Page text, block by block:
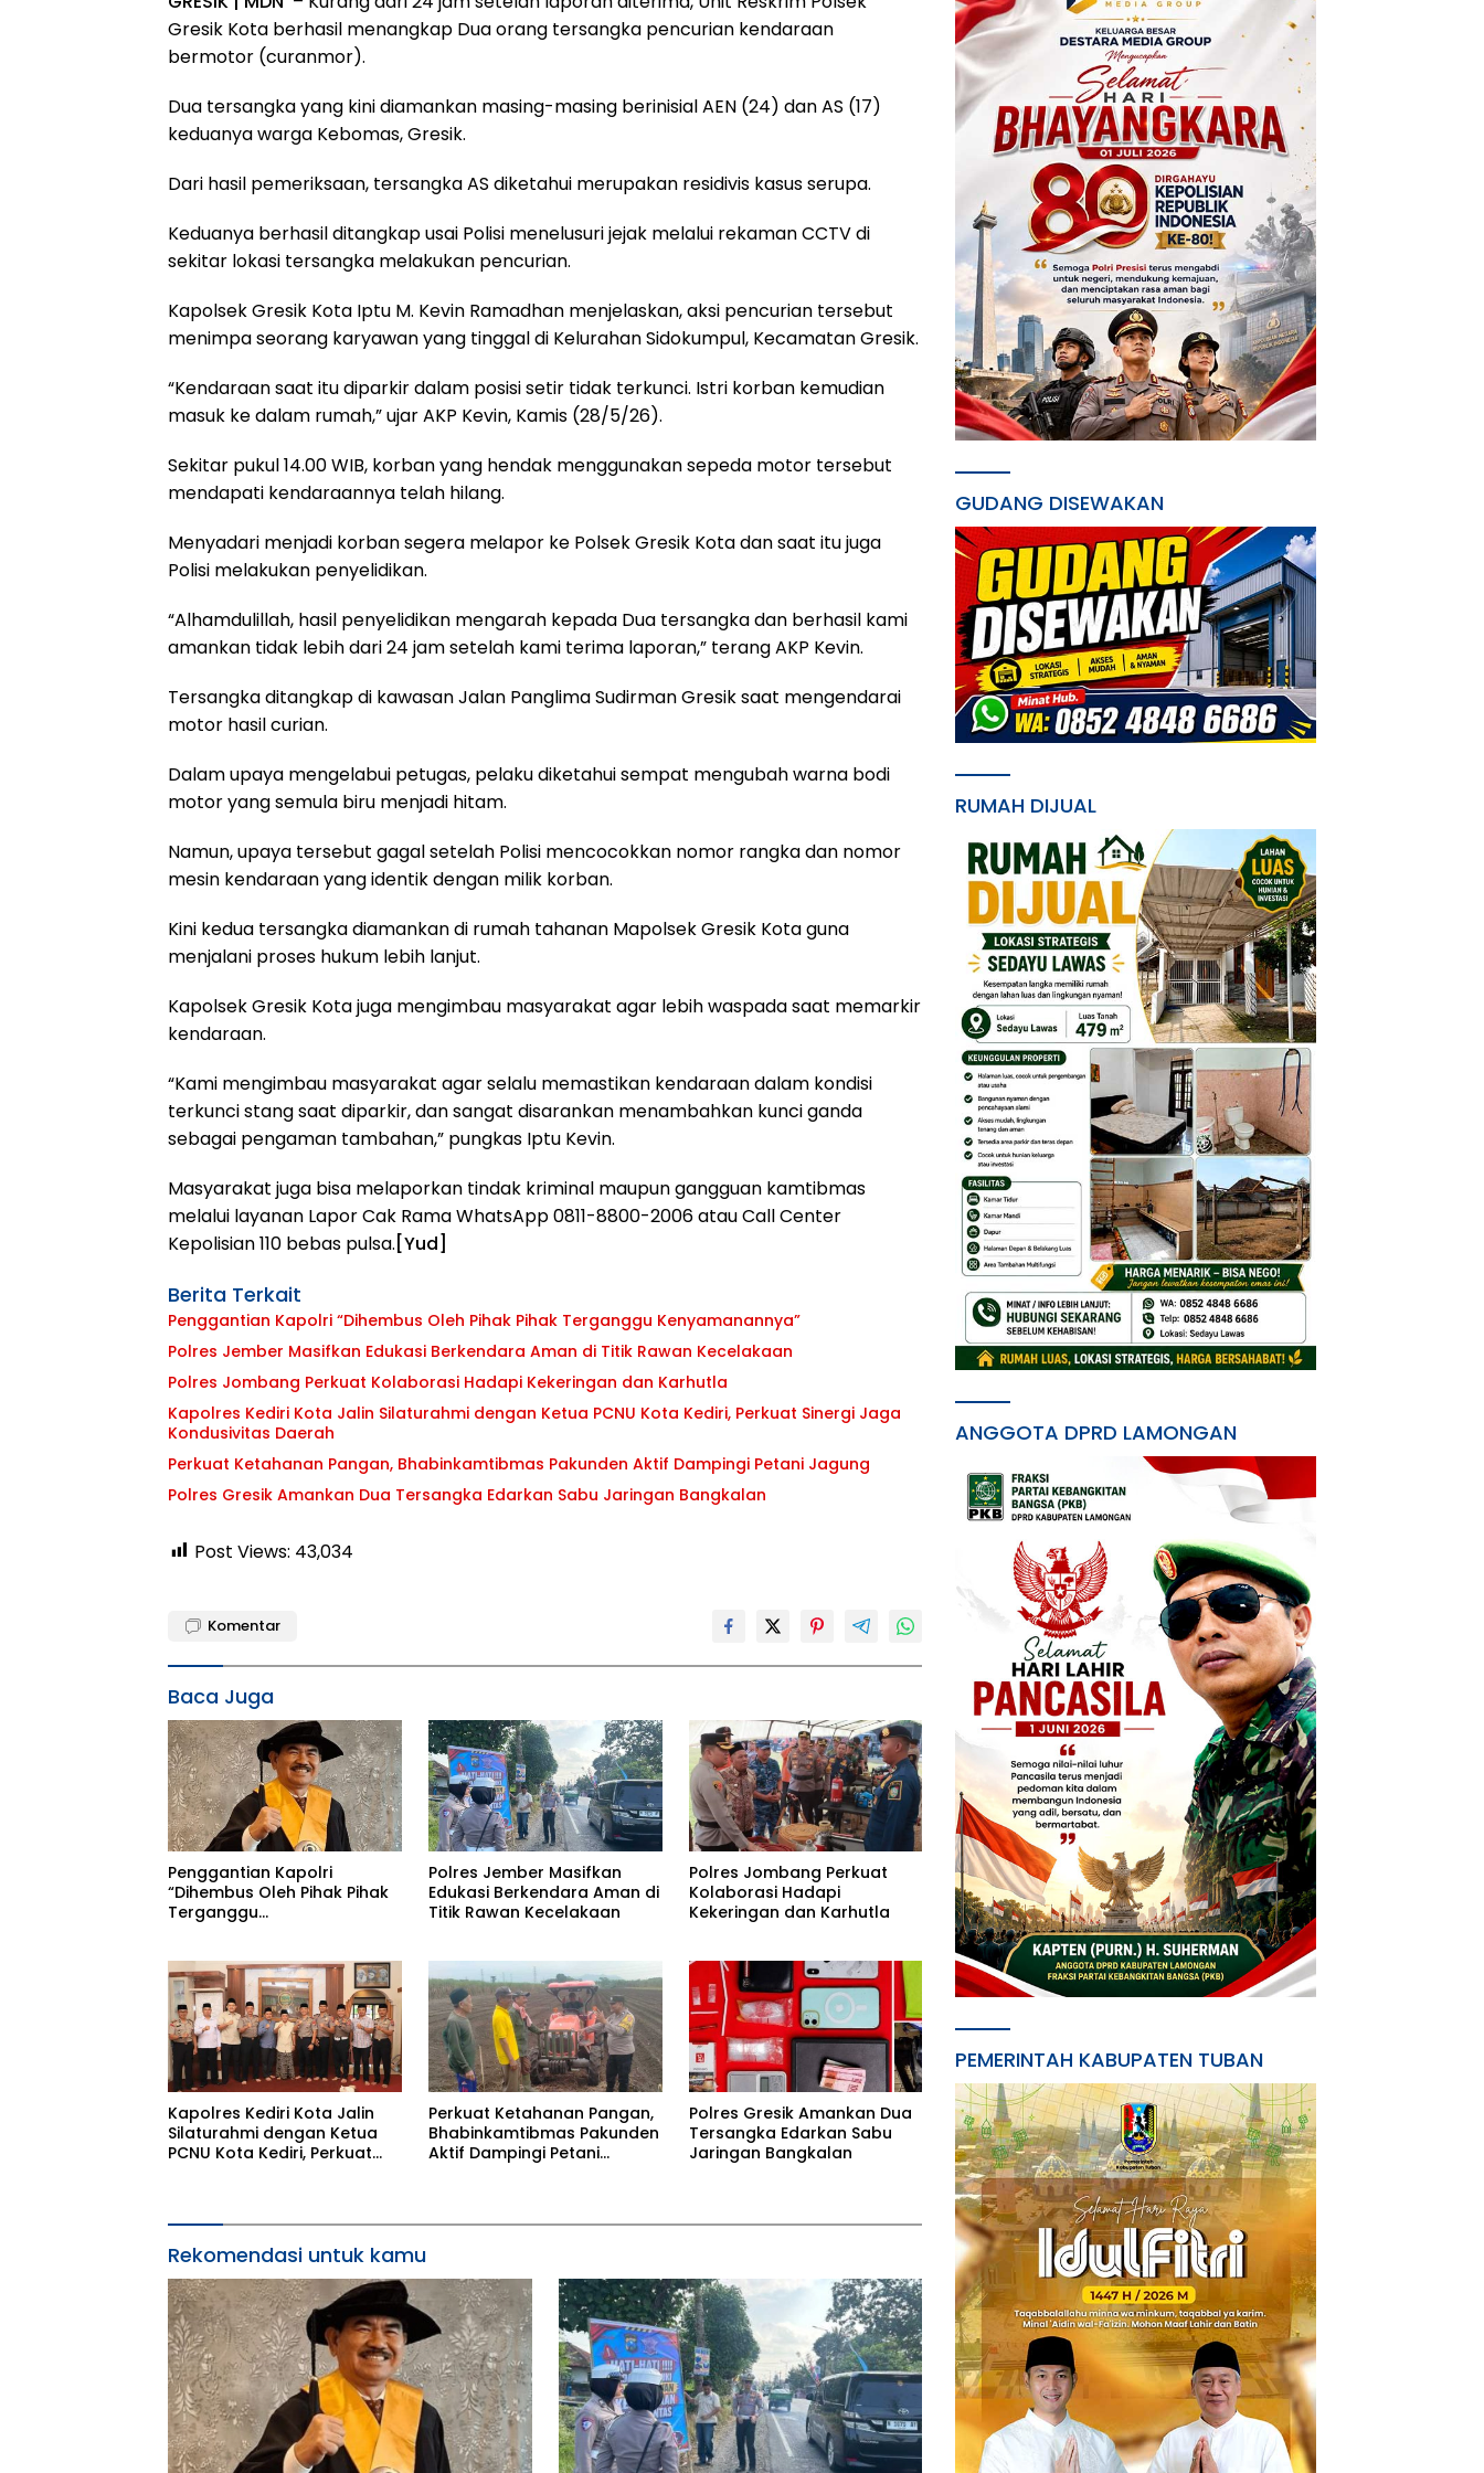
Gresik Kota berhasil menangkap Dua orang tersangka pencurian kendaraan
bermotor (curanmor).
Dua tersangka yang kini diamankan masing-masing berinisial AEN (24) dan AS (17)
keduanya warga Kebomas, Gresik.
Dari hasil pemeriksaan, tersangka AS diketahui merupakan residivis kasus serupa.
Keduanya berhasil ditangkap usai Polisi menelusuri jejak melalui rekaman CCTV di
sekitar lokasi tersangka melakukan pencurian.
Kapolsek Gresik Kota Iptu M. Kevin Ramadhan menjelaskan, aksi pencurian tersebut
menimpa seorang karyawan yang tinggal di Kelurahan Sidokumpul, Kecamatan Gresik.
“Kendaraan saat itu diparkir dalam posisi setir tidak terkunci. Istri korban kemudian
masuk ke dalam rumah,” ujar AKP Kevin, Kamis (28/5/26).
Sekitar pukul 14.00 WIB, korban yang hendak menggunakan sepeda motor tersebut
mendapati kendaraannya telah hilang.
Menyadari menjadi korban segera melapor ke Polsek Gresik Kota dan saat itu juga
Polisi melakukan penyelidikan.
“Alhamdulillah, hasil penyelidikan mengarah kepada Dua tersangka dan berhasil kami
amankan tidak lebih dari 24 jam setelah kami terima laporan,” terang AKP Kevin.
Tersangka ditangkap di kawasan Jalan Panglima Sudirman Gresik saat mengendarai
motor hasil curian.
Dalam upaya mengelabui petugas, pelaku diketahui sempat mengubah warna bodi
motor yang semula biru menjadi hitam.
Namun, upaya tersebut gagal setelah Polisi mencocokkan nomor rangka dan nomor
mesin kendaraan yang identik dengan milik korban.
Kini kedua tersangka diamankan di rumah tahanan Mapolsek Gresik Kota guna
menjalani proses hukum lebih lanjut.
Kapolsek Gresik Kota juga mengimbau masyarakat agar lebih waspada saat memarkir
kendaraan.
“Kami mengimbau masyarakat agar selalu memastikan kendaraan dalam kondisi
terkunci stang saat diparkir, dan sangat disarankan menambahkan kunci ganda
sebagai pengaman tambahan,” pungkas Iptu Kevin.
Masyarakat juga bisa melaporkan tindak kriminal maupun gangguan kamtibmas
melalui layanan Lapor Cak Rama WhatsApp 0811-8800-2006 atau Call Center
Kepolisian 110 bebas pulsa. [Yud]
Berita Terkait
Penggantian Kapolri “Dihembus Oleh Pihak Pihak Terganggu Kenyamanannya”
Polres Jember Masifkan Edukasi Berkendara Aman di Titik Rawan Kecelakaan
Polres Jombang Perkuat Kolaborasi Hadapi Kekeringan dan Karhutla
Kapolres Kediri Kota Jalin Silaturahmi dengan Ketua PCNU Kota Kediri, Perkuat Sinergi Jaga
Kondusivitas Daerah
Perkuat Ketahanan Pangan, Bhabinkamtibmas Pakunden Aktif Dampingi Petani Jagung
Polres Gresik Amankan Dua Tersangka Edarkan Sabu Jaringan Bangkalan
Post Views: 43,034
Komentar
Baca Juga
Penggantian Kapolri
“Dihembus Oleh Pihak Pihak
Terganggu
Polres Jember Masifkan
Edukasi Berkendara Aman di
Titik Rawan Kecelakaan
Polres Jombang Perkuat
Kolaborasi Hadapi
Kekeringan dan Karhutla
Kapolres Kediri Kota Jalin
Silaturahmi dengan Ketua
PCNU Kota Kediri, Perkuat
Perkuat Ketahanan Pangan,
Bhabinkamtibmas Pakunden
Aktif Dampingi Petani
Polres Gresik Amankan Dua
Tersangka Edarkan Sabu
Jaringan Bangkalan
Rekomendasi untuk kamu
GUDANG DISEWAKAN
RUMAH DIJUAL
ANGGOTA DPRD LAMONGAN
PEMERINTAH KABUPATEN TUBAN